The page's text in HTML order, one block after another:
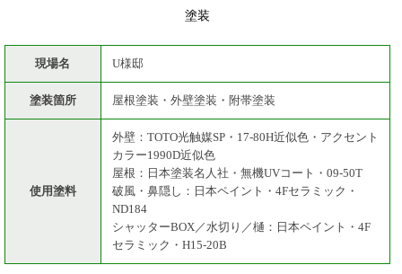
現場名 U様邸
塗装箇所 屋根塗装・外壁塗装・附帯塗装
使用塗料
外壁：TOTO光触媒SP・17-80H近似色・アクセント
カラー1990D近似色
屋根：日本塗装名人社・無機UVコート・09-50T
破風・鼻隠し：日本ペイント・4Fセラミック・
ND184
シャッターBOX／水切り／樋：日本ペイント・4F
セラミック・H15-20B